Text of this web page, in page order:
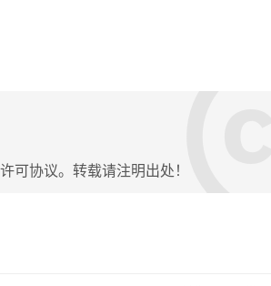
可协议。转载请注明出处！